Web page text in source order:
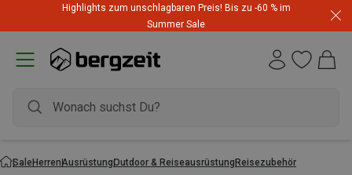
Highlights zum unschlagbaren Preis! Bis zu -60 % im
Summer Sale
SaleHerrenAusrüstungOutdoor & ReiseausrüstungReisezubehör